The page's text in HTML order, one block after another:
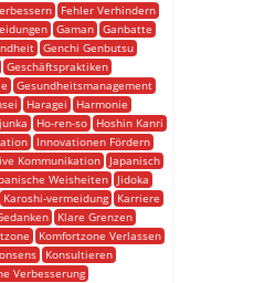
Fehler Verhindern
Gaman Ganbatte
Genchi Genbutsu
Geschäftspraktiken
Gesundheitsmanagement
Haragei
Harmonie
Ho-ren-so
Hoshin Kanri
Innovationen Fördern
Kommunikation
Japanisch
Weisheiten
Jidoka
Karoshi-vermeidung
Karriere
Klare Grenzen
Komfortzone Verlassen
Konsultieren
Verbesserung